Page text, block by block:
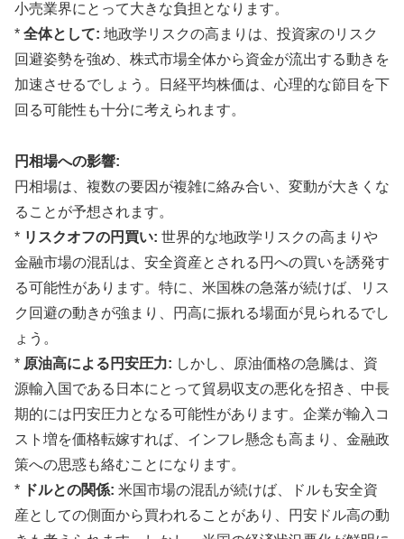
小売業界にとって大きな負担となります。
* 全体として: 地政学リスクの高まりは、投資家のリスク
回避姿勢を強め、株式市場全体から資金が流出する動きを
加速させるでしょう。日経平均株価は、心理的な節目を下
回る可能性も十分に考えられます。
円相場への影響:
円相場は、複数の要因が複雑に絡み合い、変動が大きくな
ることが予想されます。
* リスクオフの円買い: 世界的な地政学リスクの高まりや
金融市場の混乱は、安全資産とされる円への買いを誘発す
る可能性があります。特に、米国株の急落が続けば、リス
ク回避の動きが強まり、円高に振れる場面が見られるでし
ょう。
* 原油高による円安圧力: しかし、原油価格の急騰は、資
源輸入国である日本にとって貿易収支の悪化を招き、中長
期的には円安圧力となる可能性があります。企業が輸入コ
スト増を価格転嫁すれば、インフレ懸念も高まり、金融政
策への思惑も絡むことになります。
*
ドルとの関係: 米国市場の混乱が続けば、ドルも安全資
産としての側面から買われることがあり、円安ドル高の動